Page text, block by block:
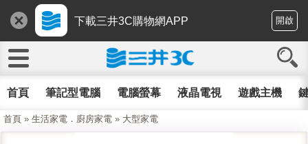
下載三井3C購物網APP 開啟
首頁 筆記型電腦 電腦螢幕 液晶電視 遊戲主機
首頁 » 生活家電．廚房家電 » 大型家電